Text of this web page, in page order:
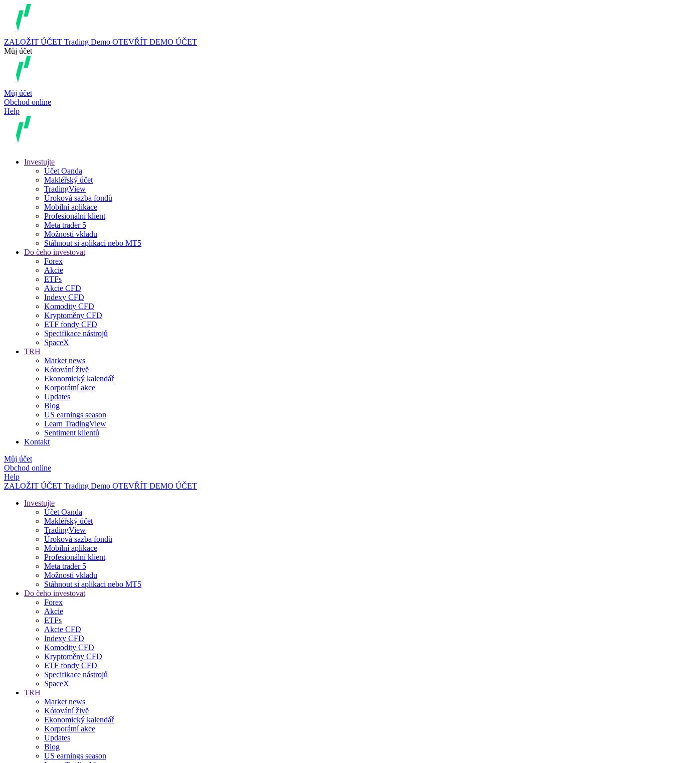
ZALOŽIT ÚČET Trading Demo OTEVŘÍT DEMO ÚČET
Můj účet
Můj účet
Obchod online
Help
Investujte
Účet Oanda
Makléřský účet
TradingView
Úroková sazba fondů
Mobilní aplikace
Profesionální klient
Meta trader 5
Možnosti vkladu
Stáhnout si aplikaci nebo MT5
Do čeho investovat
Forex
Akcie
ETFs
Akcie CFD
Indexy CFD
Komodity CFD
Kryptoměny CFD
ETF fondy CFD
Specifikace nástrojů
SpaceX
TRH
Market news
Kótování živě
Ekonomický kalendář
Korporátní akce
Updates
Blog
US earnings season
Learn TradingView
Sentiment klientů
Kontakt
Můj účet
Obchod online
Help
ZALOŽIT ÚČET Trading Demo OTEVŘÍT DEMO ÚČET
Investujte
Účet Oanda
Makléřský účet
TradingView
Úroková sazba fondů
Mobilní aplikace
Profesionální klient
Meta trader 5
Možnosti vkladu
Stáhnout si aplikaci nebo MT5
Do čeho investovat
Forex
Akcie
ETFs
Akcie CFD
Indexy CFD
Komodity CFD
Kryptoměny CFD
ETF fondy CFD
Specifikace nástrojů
SpaceX
TRH
Market news
Kótování živě
Ekonomický kalendář
Korporátní akce
Updates
Blog
US earnings season